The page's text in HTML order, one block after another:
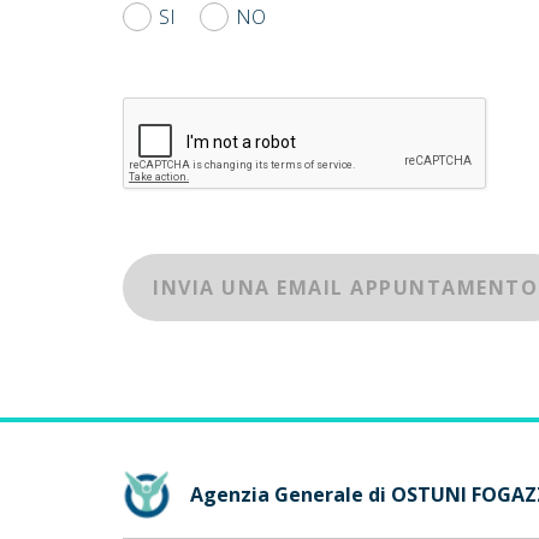
SI NO
INVIA UNA EMAIL APPUNTAMENTO
Agenzia Generale di OSTUNI